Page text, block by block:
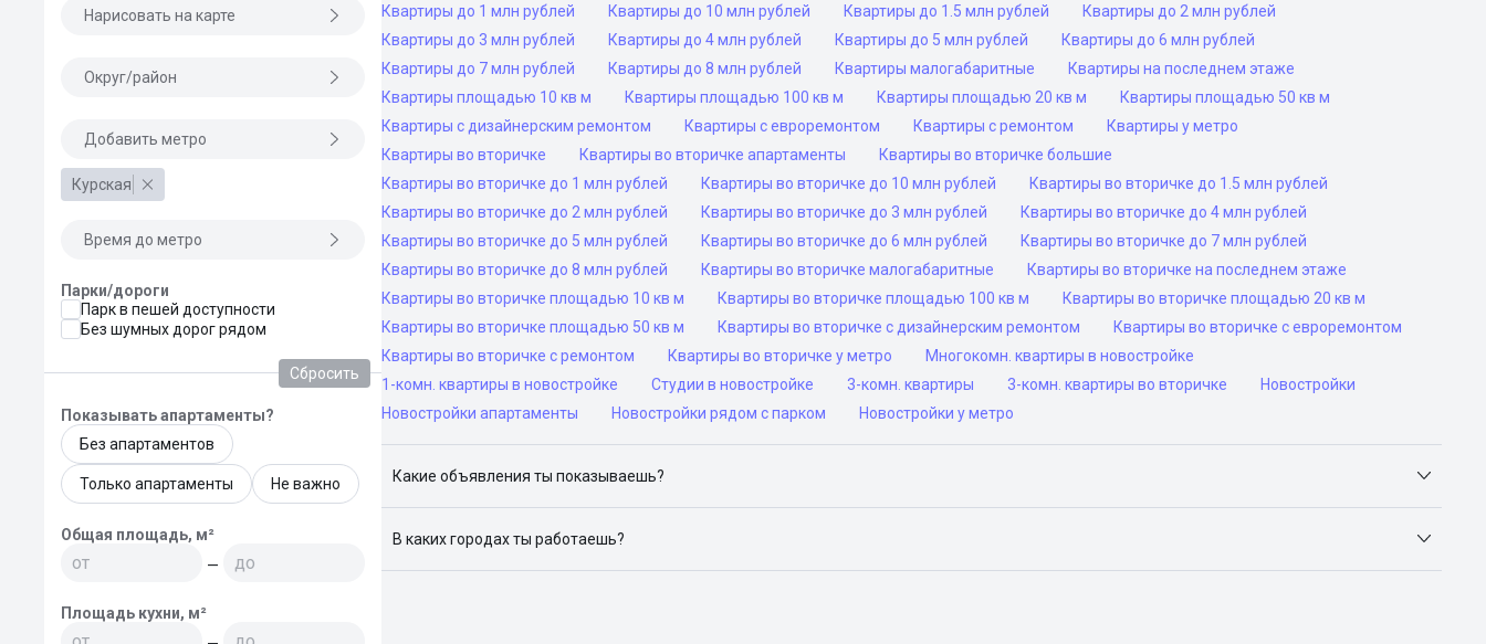
Нарисовать на карте
Округ/район
Добавить метро
Курская
Время до метро
Парки/дороги
Парк в пешей доступности
Без шумных дорог рядом
Сбросить
Показывать апартаменты?
Без апартаментов
Только апартаменты Не важно
Общая площадь, м²
—
Площадь кухни, м²
Квартиры до 1 млн рублей
Квартиры до 10 млн рублей Квартиры до 1.5 млн рублей
Квартиры до 2 млн рублей
Квартиры до 3 млн рублей
Квартиры до 4 млн рублей Квартиры до 5 млн рублей
Квартиры до 6 млн рублей
Квартиры до 7 млн рублей
Квартиры до 8 млн рублей Квартиры малогабаритные
Квартиры на последнем этаже
Квартиры площадью 10 кв м
Квартиры площадью 100 кв м Квартиры площадью 20 кв м
Квартиры площадью 50 кв м
Квартиры с дизайнерским ремонтом
Квартиры с евроремонтом Квартиры с ремонтом
Квартиры у метро
Квартиры во вторичке
Квартиры во вторичке апартаменты
Квартиры во вторичке большие
Квартиры во вторичке до 1 млн рублей
Квартиры во вторичке до 10 млн рублей
Квартиры во вторичке до 1.5 млн рублей
Квартиры во вторичке до 2 млн рублей
Квартиры во вторичке до 3 млн рублей
Квартиры во вторичке до 4 млн рублей
Квартиры во вторичке до 5 млн рублей
Квартиры во вторичке до 6 млн рублей
Квартиры во вторичке до 7 млн рублей
Квартиры во вторичке до 8 млн рублей
Квартиры во вторичке малогабаритные
Квартиры во вторичке на последнем этаже
Квартиры во вторичке площадью 10 кв м
Квартиры во вторичке площадью 100 кв м
Квартиры во вторичке площадью 20 кв м
Квартиры во вторичке площадью 50 кв м
Квартиры во вторичке с дизайнерским ремонтом
Квартиры во вторичке с евроремонтом
Квартиры во вторичке с ремонтом
Квартиры во вторичке у метро
Многокомн. квартиры в новостройке
1-комн. квартиры в новостройке
Студии в новостройке 3-комн. квартиры 3-комн. квартиры во вторичке
Новостройки
Новостройки апартаменты
Новостройки рядом с парком Новостройки у метро
Какие объявления ты показываешь?
В каких городах ты работаешь?